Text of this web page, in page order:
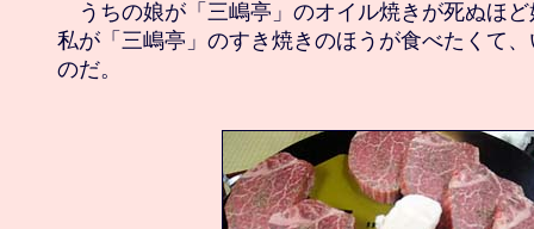
うちの娘が「三嶋亭」のオイル焼きが死ぬほ
私が「三嶋亭」のすき焼きのほうが食べたくて